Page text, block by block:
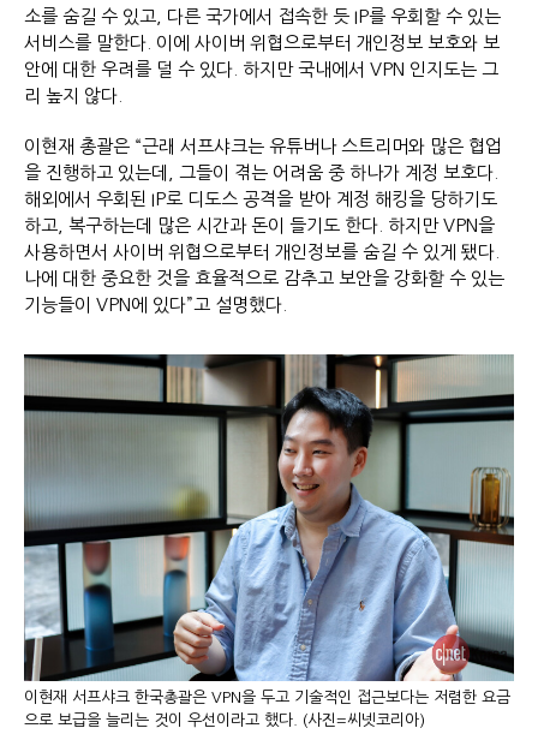
소를 숨길 수 있고, 다른 국가에서 접속한 듯 IP를 우회할 수 있는
서비스를 말한다. 이에 사이버 위협으로부터 개인정보 보호와 보
안에 대한 우려를 덜 수 있다. 하지만 국내에서 VPN 인지도는 그
리 높지 않다.
이현재 총괄은 “근래 서프샤크는 유튜버나 스트리머와 많은 협업
을 진행하고 있는데, 그들이 겪는 어려움 중 하나가 계정 보호다.
해외에서 우회된 IP로 디도스 공격을 받아 계정 해킹을 당하기도
하고, 복구하는데 많은 시간과 돈이 들기도 한다. 하지만 VPN을
사용하면서 사이버 위협으로부터 개인정보를 숨길 수 있게 됐다.
나에 대한 중요한 것을 효율적으로 감추고 보안을 강화할 수 있는
기능들이 VPN에 있다”고 설명했다.
이현재 서프샤크 한국총괄은 VPN을 두고 기술적인 접근보다는 저렴한 요금
으로 보급을 늘리는 것이 우선이라고 했다. (사진=씨넷코리아)